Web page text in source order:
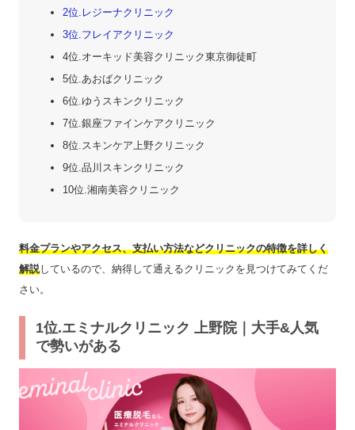
2位.レジーナクリニック
3位.フレイアクリニック
4位.オーキッド美容クリニック東京御徒町
5位.あおばクリニック
6位.ゆうスキンクリニック
7位.銀座ファインケアクリニック
8位.スキンケア上野クリニック
9位.品川スキンクリニック
10位.湘南美容クリニック
料金プランやアクセス、支払い方法などクリニックの特徴を詳しく
解説しているので、納得して通えるクリニックを見つけてみてくだ
さい。
1位.エミナルクリニック 上野院｜大手&人気
で勢いがある